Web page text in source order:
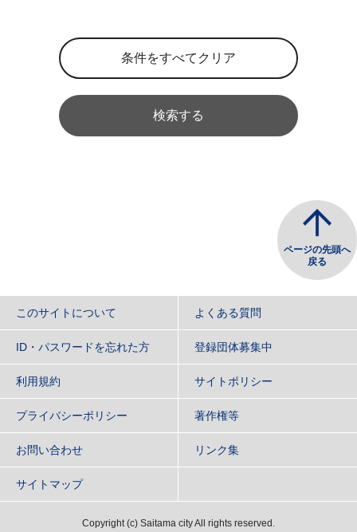
検索する
ページの先頭へ
戻る
このサイトについて よくある質問
ID・パスワードを忘れた方 登録団体募集中
利用規約 サイトポリシー
プライバシーポリシー 著作権等
お問い合わせ リンク集
サイトマップ
Copyright (c) Saitama city All rights reserved.